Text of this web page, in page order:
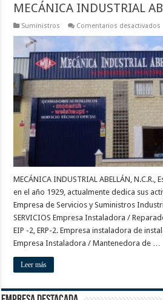
MECÁNICA INDUSTRIAL
Suministros Comentarios desactivados
MECÁNICA INDUSTRIAL ABELLÁN,
en el año 1929, actualmente dedica sus
Empresa de Servicios y Suministros
SERVICIOS Empresa Instaladora /
EIP -2, ERP-2. Empresa instaladora de
Empresa Instaladora / Mantenedora de …
Leer más